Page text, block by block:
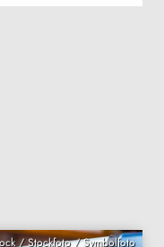
/ Stockfoto / Symbolfoto